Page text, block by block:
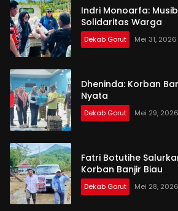
Indri Monoarfa:
Solidaritas Warga
Dekab Gorut Mei 31, 2026
Dheninda: Korban
Nyata
Dekab Gorut Mei 29, 2026
Fatri Botutihe
Korban Banjir Biau
Dekab Gorut Mei 28, 2026